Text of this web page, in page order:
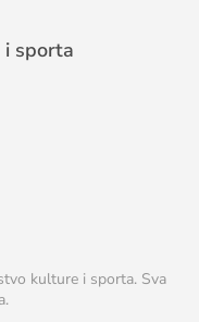
sporta
kulture i sporta. Sva